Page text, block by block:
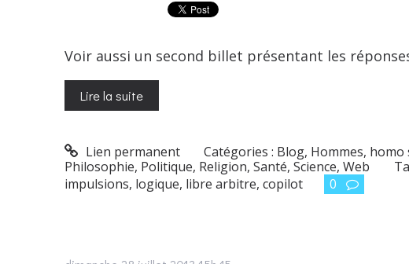
Voir aussi un second billet présentant les
Lire la suite
Lien permanent Catégories : Blog, Hommes, homo
Philosophie, Politique, Religion, Santé, Science, Web
impulsions, logique, libre arbitre, copilot 0